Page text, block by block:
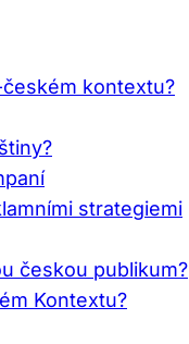
kontextu?
strategiemi
českou publikum?
Kontextu?